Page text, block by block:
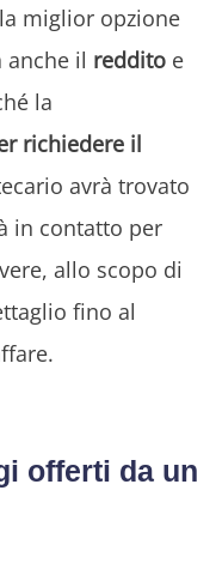
miglior opzione
il reddito e
la
richiedere il
avrà trovato
in contatto per
allo scopo di
fino al
offerti da un